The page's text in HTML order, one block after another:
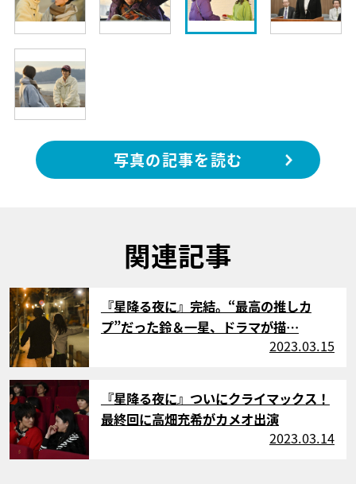
写真の記事を読む
関連記事
サムネイル
『星降る夜に』完結。“最高の推しカ
プ”だった鈴＆一星、ドラマが描…
2023.03.15
サムネイル
『星降る夜に』ついにクライマックス！
最終回に高畑充希がカメオ出演
2023.03.14